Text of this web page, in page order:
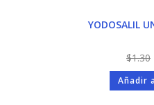
YODOSALIL
$1.30
Añadir